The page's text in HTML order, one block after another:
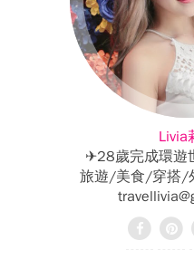
Livia
✈28歲完成環遊
旅遊/美食/穿搭/